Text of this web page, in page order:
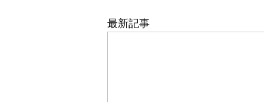
最新記事